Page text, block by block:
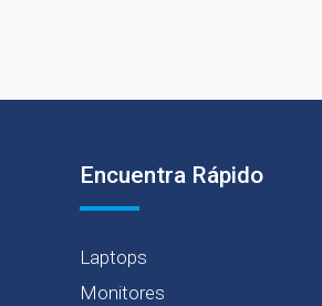
Encuentra Rápido
Laptops
Monitores